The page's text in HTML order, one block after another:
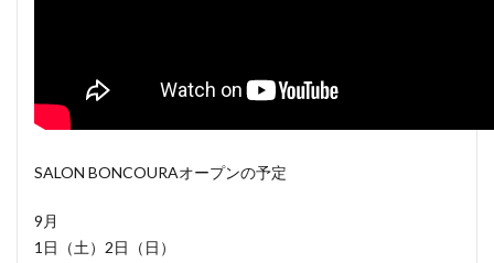
SALON BONCOURAオープンの予定
9月
1日（土）2日（日）